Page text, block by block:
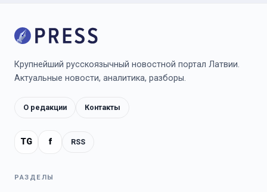
Крупнейший русскоязычный новостной портал Латвии.
Актуальные новости, аналитика, разборы.
О редакции Контакты
TG f RSS
РАЗДЕЛЫ